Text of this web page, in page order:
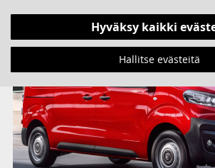
the
of
the
images
gallery
the
of
the
images
gallery
Hyväksy kaikki
Hallitse evästeitä